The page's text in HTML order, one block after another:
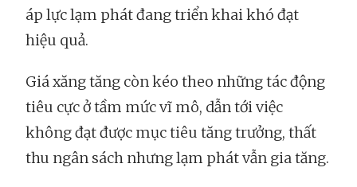
áp lực lạm phát đang triển khai khó đạt
hiệu quả.
Giá xăng tăng còn kéo theo những tác động
tiêu cực ở tầm mức vĩ mô, dẫn tới việc
không đạt được mục tiêu tăng trưởng, thất
thu ngân sách nhưng lạm phát vẫn gia tăng.